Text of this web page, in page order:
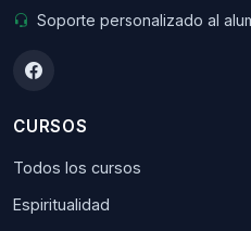
Soporte personalizado al
CURSOS
Todos los cursos
Espiritualidad